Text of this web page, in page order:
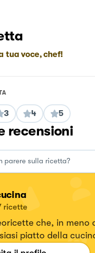
tua voce, chef!
3 4 5
recensioni
ricette
che, in meno
piatto della